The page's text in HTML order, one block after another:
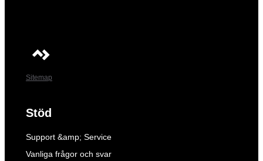
Sitemap
Stöd
Support &amp; Service
Vanliga frågor och svar